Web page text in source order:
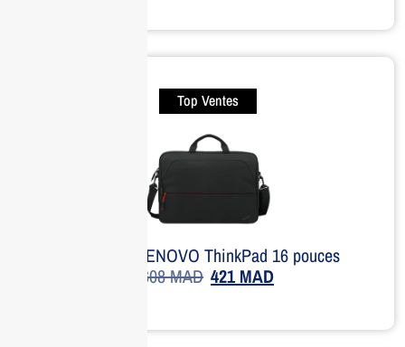
Top Ventes
Sacoche LENOVO ThinkPad 16 pouces
608MAD 421MAD